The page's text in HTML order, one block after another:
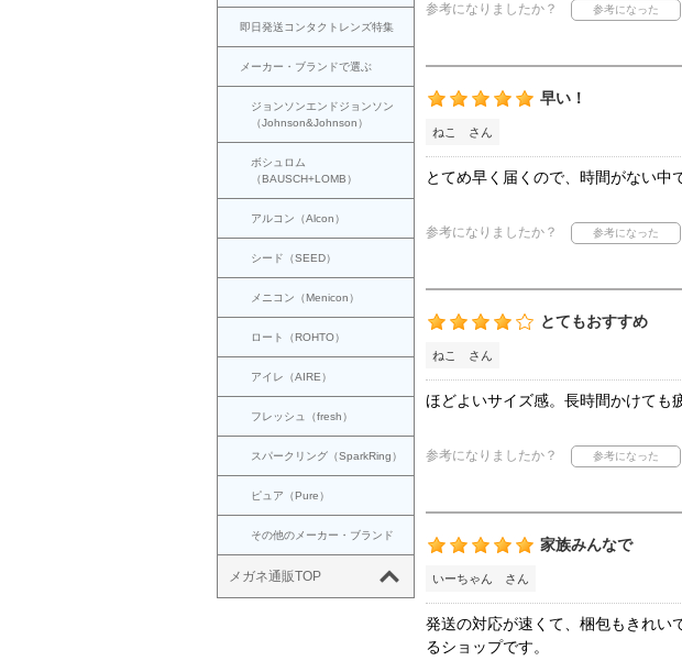
即日発送コンタクトレンズ特集
メーカー・ブランドで選ぶ
ジョンソンエンドジョンソン
（Johnson&Johnson）
ボシュロム
（BAUSCH+LOMB）
アルコン（Alcon）
シード（SEED）
メニコン（Menicon）
ロート（ROHTO）
アイレ（AIRE）
フレッシュ（fresh）
スパークリング（SparkRing）
ピュア（Pure）
その他のメーカー・ブランド
メガネ通販TOP
参考になりましたか？
早い！
ねこ さん
とてめ早く届くので、時間がない中
参考になりましたか？
とてもおすすめ
ねこ さん
ほどよいサイズ感。長時間かけても
参考になりましたか？
家族みんなで
いーちゃん さん
発送の対応が速くて、梱包もきれい
るショップです。